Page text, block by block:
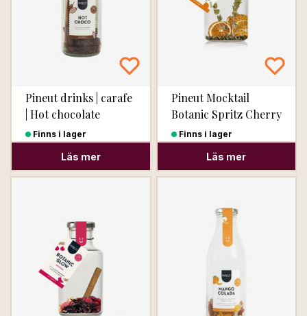
Pineut drinks | carafe
| Hot chocolate
Finns i lager
Läs mer
Pineut Mocktail
Botanic Spritz Cherry
Glow
Finns i lager
Läs mer